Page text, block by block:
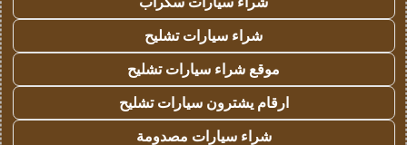
شراء سيارات تشليح
موقع شراء سيارات تشليح
ارقام يشترون سيارات تشليح
شراء سيارات مصدومة